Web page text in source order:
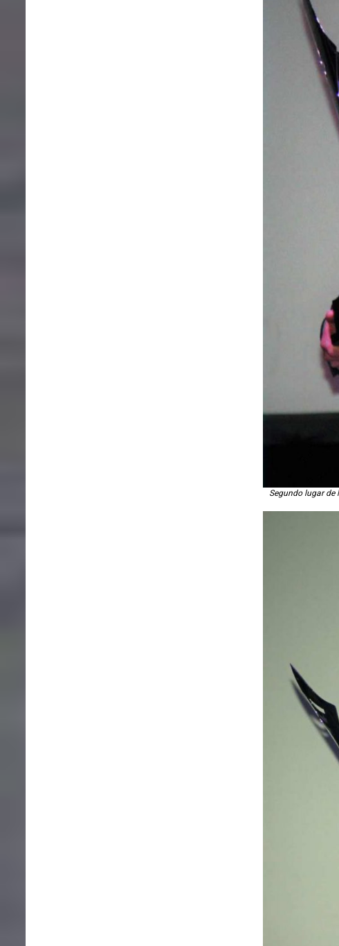
Segundo lugar de